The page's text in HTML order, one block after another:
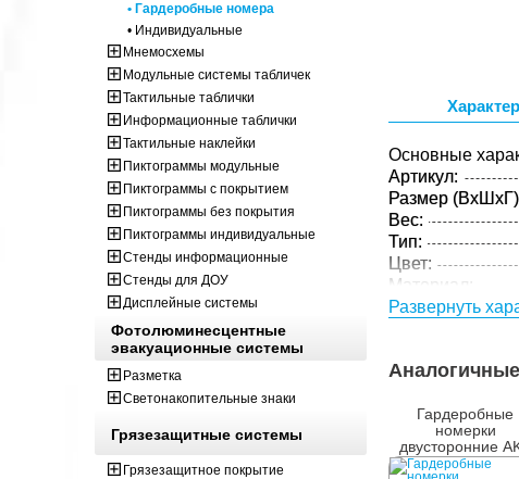
Основные
Артикул:
Размер
Вес:
Тип:
Цвет:
Материал:
Толщина:
Размер (ВxШxГ):
Вес:
Кол-во изделий в
упаковке:
Развернуть
Гардеробные
номерки
двусторонние
65х45мм
• Гардеробные номера
• Индивидуальные
Мнемосхемы
Модульные системы табличек
Тактильные таблички
Информационные таблички
Тактильные наклейки
Пиктограммы модульные
Пиктограммы с покрытием
Пиктограммы без покрытия
Пиктограммы индивидуальные
Стенды информационные
Стенды для ДОУ
Дисплейные системы
Фотолюминесцентные
эвакуационные системы
Разметка
Светонакопительные знаки
Грязезащитные системы
Грязезащитное покрытие